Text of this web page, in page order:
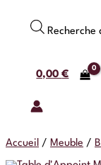
Recherche
0,00€
Accueil / Meuble /